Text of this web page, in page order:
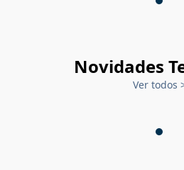
Novidades
Ver todos